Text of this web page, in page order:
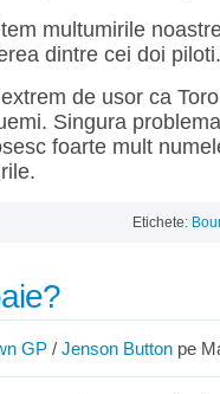
multumirile
dintre cei doi piloti.
de usor ca
Singura
foarte mult
Etichete:
GP / Jenson Button pe